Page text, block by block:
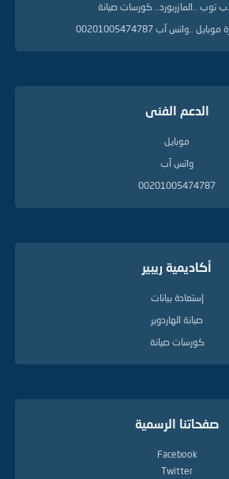
توب ..المازربورد.. كورسات صيانة
..واتس آب 00201005474787
الدعم الفنى
موبايل
واتس آب
00201005474787
أكاديمية ريبير
إستعادة بيانات
صيانة الهاردوير
كورسات صيانة
صفحاتنا الرسمية
Facebook
Twitter